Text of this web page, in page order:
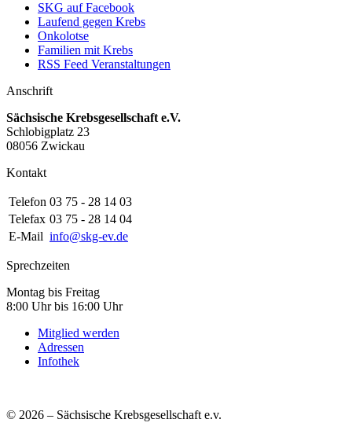
SKG auf Facebook
Laufend gegen Krebs
Onkolotse
Familien mit Krebs
RSS Feed Veranstaltungen
Anschrift
Sächsische Krebsgesellschaft e.V.
Schlobigplatz 23
08056 Zwickau
Kontakt
Telefon 03 75 - 28 14 03
Telefax 03 75 - 28 14 04
E-Mail info@skg-ev.de
Sprechzeiten
Montag bis Freitag
8:00 Uhr bis 16:00 Uhr
Mitglied werden
Adressen
Infothek
© 2026 – Sächsische Krebsgesellschaft e.v.